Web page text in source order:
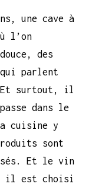
une cave à
l’on
des
parlent
surtout, il
dans le
cuisine y
sont
Et le vin
: il est choisi